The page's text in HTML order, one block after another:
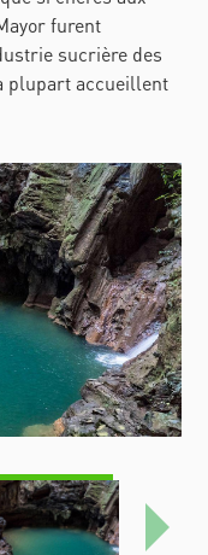
furent
sucrière des
plupart accueillent